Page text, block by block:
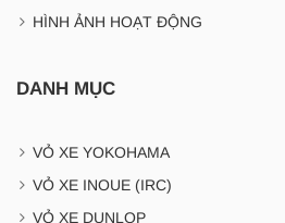
HÌNH ẢNH HOẠT ĐỘNG
DANH MỤC
VỎ XE YOKOHAMA
VỎ XE INOUE (IRC)
VỎ XE DUNLOP